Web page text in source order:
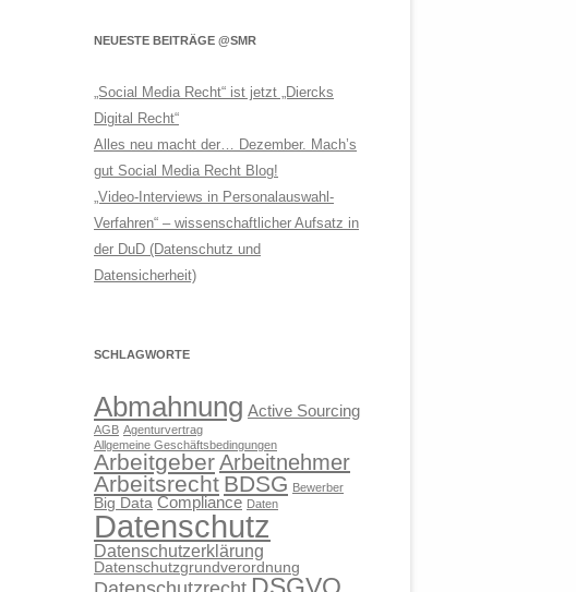
NEUESTE BEITRÄGE @SMR
„Social Media Recht“ ist jetzt „Diercks
Digital Recht“
Alles neu macht der… Dezember. Mach’s
gut Social Media Recht Blog!
„Video-Interviews in Personalauswahl-
Verfahren“ – wissenschaftlicher Aufsatz in
der DuD (Datenschutz und
Datensicherheit)
SCHLAGWORTE
Abmahnung Active Sourcing
AGB Agenturvertrag
Allgemeine Geschäftsbedingungen
ArbeitgeberArbeitnehmer
Arbeitsrecht BDSG Bewerber
Big Data Compliance Daten
Datenschutz
Datenschutzerklärung
Datenschutzgrundverordnung